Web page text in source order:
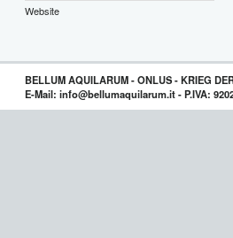
Website
BELLUM AQUILARUM - ONLUS - KRIEG
E-Mail: info@bellumaquilarum.it - P.IVA: